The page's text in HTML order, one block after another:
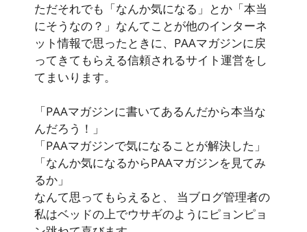
ただそれでも「なんか気になる」とか「本当
にそうなの？」なんてことが他のインターネ
ット情報で思ったときに、PAAマガジンに戻
ってきてもらえる信頼されるサイト運営をし
てまいります。
「PAAマガジンに書いてあるんだから本当な
んだろう！」
「PAAマガジンで気になることが解決した」
「なんか気になるからPAAマガジンを見てみ
るか」
なんて思ってもらえると、 当ブログ管理者の
私はベッドの上でウサギのようにピョンピョ